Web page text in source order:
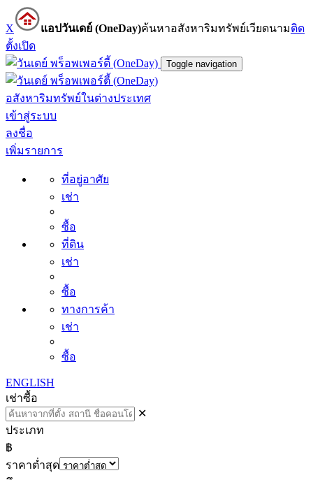
X แอปวันเดย์ (OneDay)ค้นหาอสังหาริมทรัพย์เวียดนามติด
ตั้งเปิด
Toggle navigation
อสังหาริมทรัพย์ในต่างประเทศ
เข้าสู่ระบบ
ลงชื่อ
เพิ่มรายการ
ที่อยู่อาศัย
เช่า
ซื้อ
ที่ดิน
เช่า
ซื้อ
ทางการค้า
เช่า
ซื้อ
ENGLISH
เช่าซื้อ
✕
ประเภท
฿
ราคาต่ำสุด